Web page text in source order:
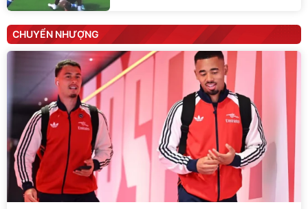
CHUYỂN NHƯỢNG